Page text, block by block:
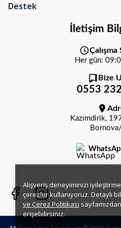
Alışveriş deneyiminizi
çerezler kullanıyoruz. Detaylı
ve Çerez Politikası sayfamızdan
erişebilirsiniz.
Destek
İletişim
Çalışma
Her gün:
Bize
0553
Kazımdirik,